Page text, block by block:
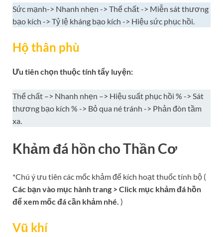
Sức mạnh-> Nhanh nhẹn -> Thể chất -> Miễn sát thương
bạo kích -> Tỷ lệ kháng bạo kích -> Hiệu sức phục hồi.
Hộ thân phù
Ưu tiên chọn thuộc tính tẩy luyện:
Thể chất –> Nhanh nhẹn –> Hiệu suất phục hồi % -> Sát
thương bạo kích % -> Bỏ qua né tránh -> Phản đòn tầm
xa.
Khảm đá hồn cho Thần Cơ
*Chú ý ưu tiên các mốc khảm để kích hoạt thuốc tính bộ (
Các bạn vào mục hành trang > Click mục khảm đá hồn
để xem mốc đá cần khảm nhé. )
Vũ khí